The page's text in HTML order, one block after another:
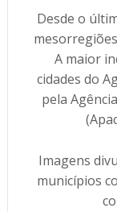
Desde o
A maior
cidades do
pela
Imagens
municípios